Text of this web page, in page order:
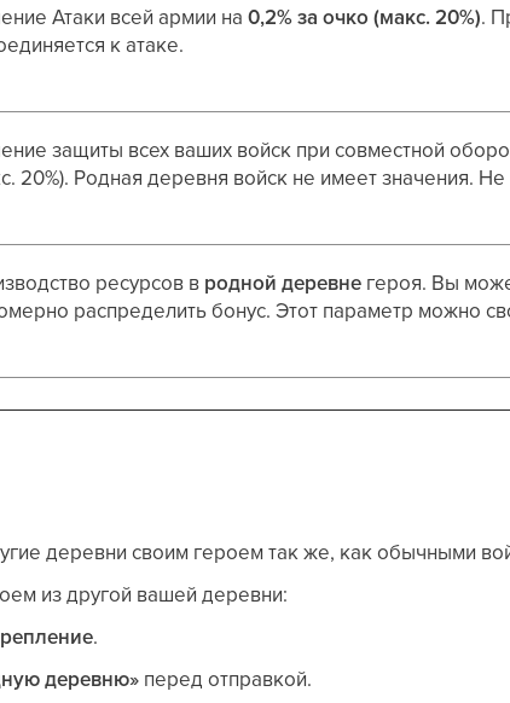
Атаки всей армии на0,2% за очко (макс. 20%).
к атаке.
защиты всех ваших войск при совместной
20%). Родная деревня войск не имеет значения.
ресурсов в родной деревне героя. Вы
распределить бонус. Этот параметр можно
деревни своим героем так же, как обычными
из другой вашей деревни:
.
деревню» перед отправкой.